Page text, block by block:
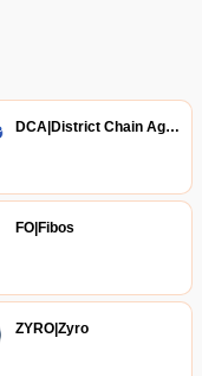
DCA|District Chain Agreement
FO|Fibos
ZYRO|Zyro